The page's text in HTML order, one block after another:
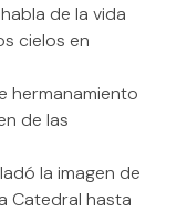
de la vida
cielos en
hermanamiento
de las
la imagen de
Catedral hasta